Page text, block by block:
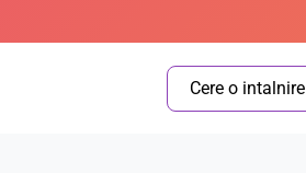
Cere o intalnire